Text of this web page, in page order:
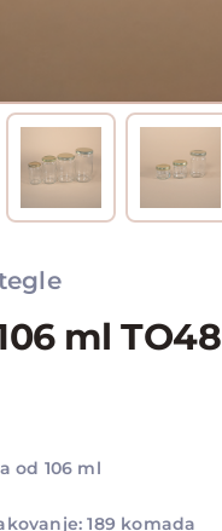
ml TO48
od 106 ml
189 komada